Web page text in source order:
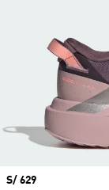
Precio
S/ 629